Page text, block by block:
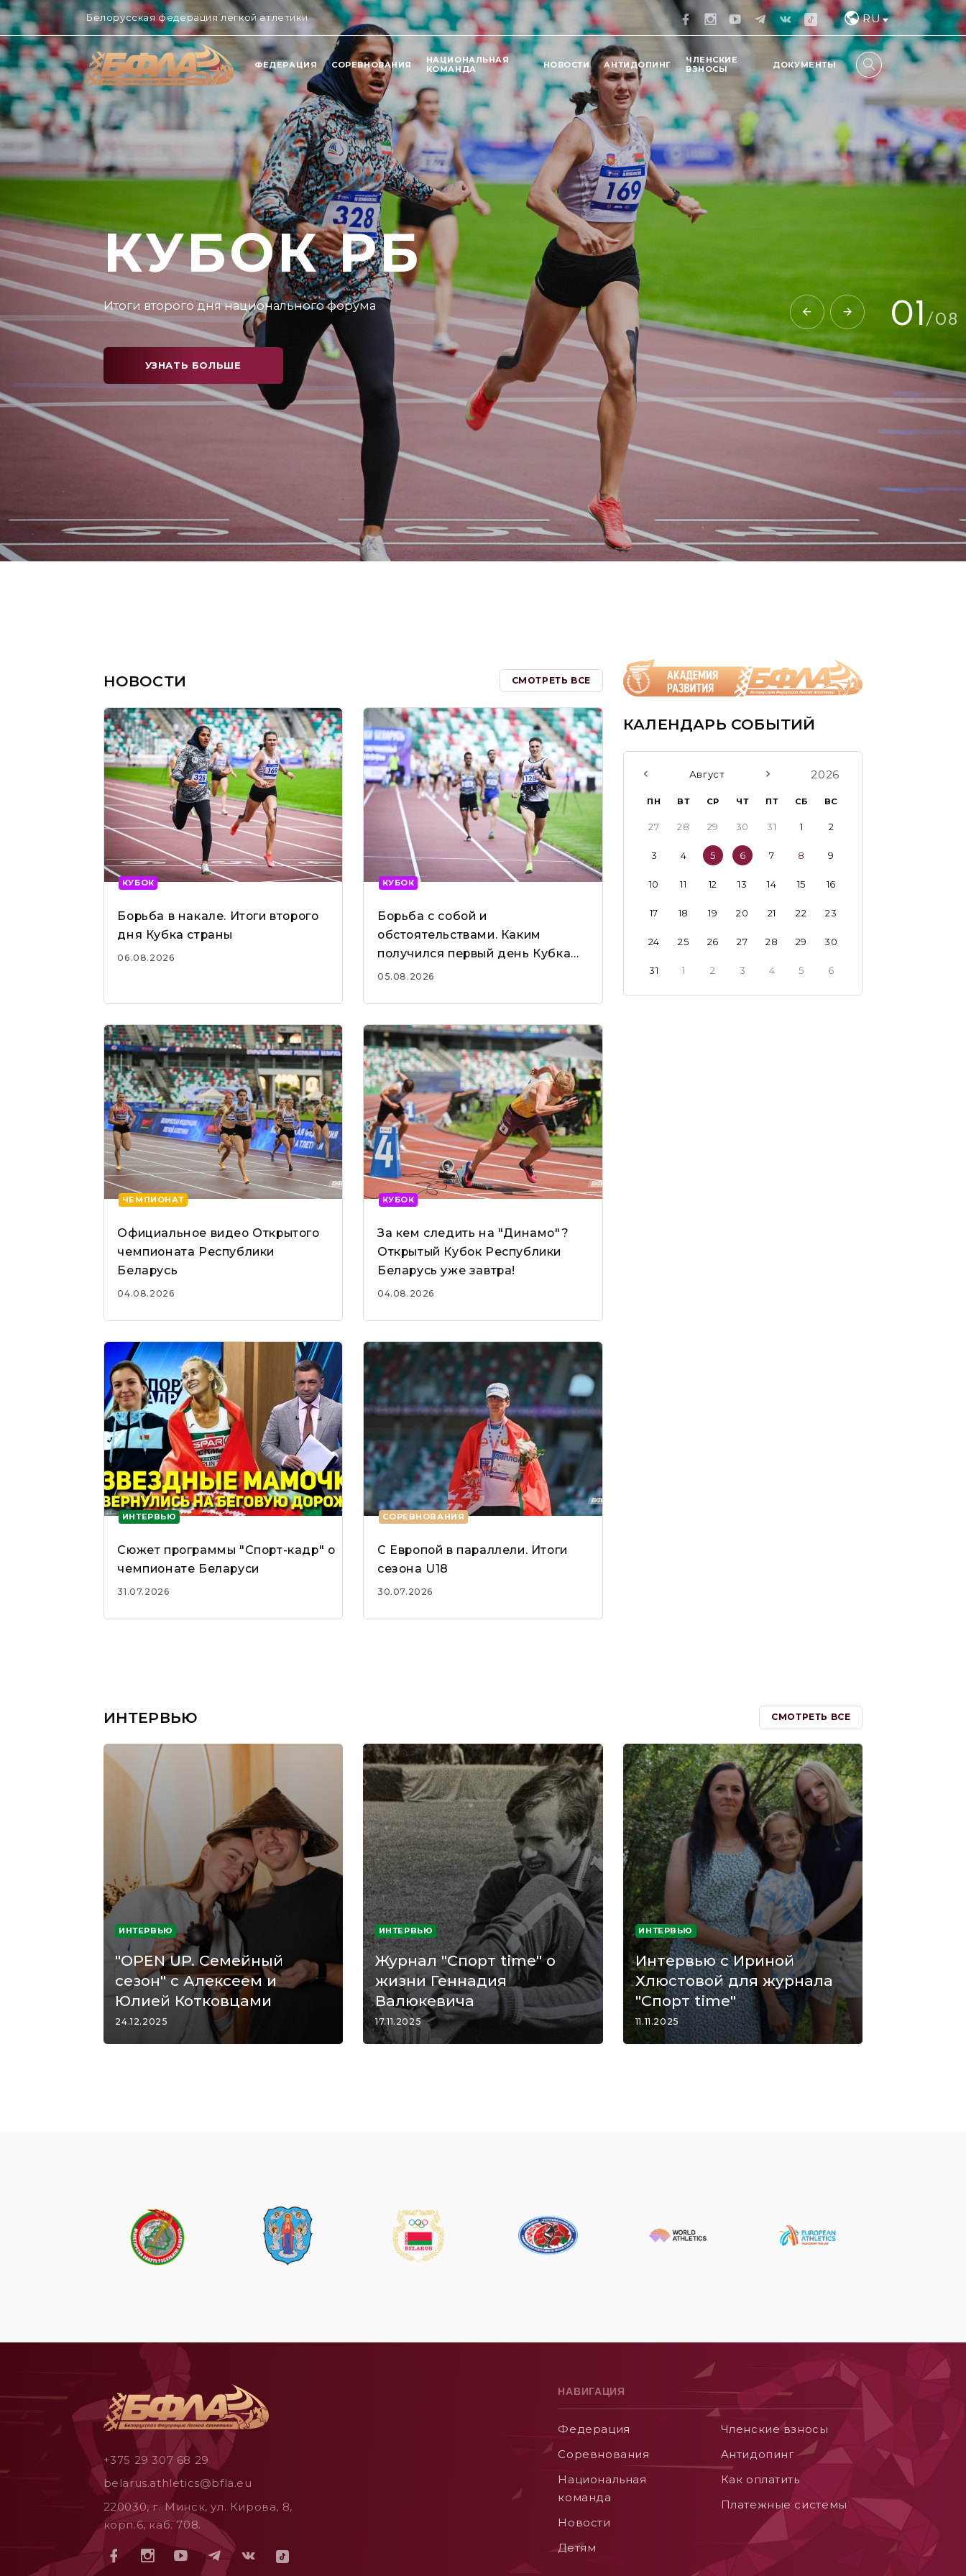
Белорусская федерация легкой атлетики RU
ФЕДЕРАЦИЯ СОРЕВНОВАНИЯ
НАЦИОНАЛЬНАЯ
КОМАНДА
НОВОСТИ АНТИДОПИНГ
ЧЛЕНСКИЕ
ВЗНОСЫ
ДОКУМЕНТЫ
КУБОК РБ
Каким получился первый день соревнований?
УЗНАТЬ БОЛЬШЕ
02/ 08
НОВОСТИ СМОТРЕТЬ ВСЕ
КУБОК
Борьба в накале. Итоги второго
дня Кубка страны
06.08.2026
КУБОК
Борьба с собой и
обстоятельствами. Каким
получился первый день Кубка
Беларуси
05.08.2026
ЧЕМПИОНАТ
Официальное видео Открытого
чемпионата Республики
Беларусь
04.08.2026
КУБОК
За кем следить на "Динамо"?
Открытый Кубок Республики
Беларусь уже завтра!
04.08.2026
ИНТЕРВЬЮ
Сюжет программы "Спорт-кадр" о
чемпионате Беларуси
31.07.2026
СОРЕВНОВАНИЯ
С Европой в параллели. Итоги
сезона U18
30.07.2026
КАЛЕНДАРЬ СОБЫТИЙ
Август 2026
ПН ВТ СР ЧТ ПТ СБ ВС
27 28 29 30 31 1 2
3 4 5 6 7 8 9
10 11 12 13 14 15 16
17 18 19 20 21 22 23
24 25 26 27 28 29 30
31 1 2 3 4 5 6
ИНТЕРВЬЮ СМОТРЕТЬ ВСЕ
ИНТЕРВЬЮ
"OPEN UP. Семейный
сезон" с Алексеем и
Юлией Котковцами
24.12.2025
ИНТЕРВЬЮ
Журнал "Спорт time" о
жизни Геннадия
Валюкевича
17.11.2025
ИНТЕРВЬЮ
Интервью с Ириной
Хлюстовой для журнала
"Спорт time"
11.11.2025
+375 29 307 68 29
belarus.athletics@bfla.eu
220030, г. Минск, ул. Кирова, 8,
корп.6, каб. 708.
НАВИГАЦИЯ
Федерация
Соревнования
Национальная
команда
Новости
Детям
Членские взносы
Aнтидопинг
Как оплатить
Платежные системы